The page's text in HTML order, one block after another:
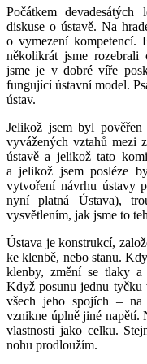
Počátkem
diskuse o ústavě. Na
o vymezení kompetencí.
několikrát jsme rozebrali
jsme je v dobré víře
fungující ústavní model.
ústav.
Jelikož jsem byl
vyvážených vztahů mezi
ústavě a jelikož tato
a jelikož jsem posléze
vytvoření návrhu ústavy
nyní platná Ústava),
vysvětlením, jak jsme to
Ústava je konstrukcí,
ke klenbě, nebo stanu.
klenby, změní se tlaky a
Když posunu jednu tyčku
všech jeho spojích – na
vznikne úplně jiné napětí.
vlastnosti jako celku.
nohu prodloužím.